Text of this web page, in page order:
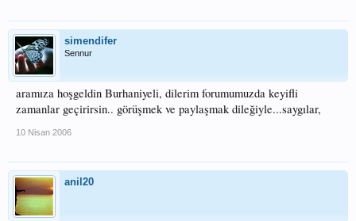
simendifer
Sennur
aramıza hoşgeldin Burhaniyeli, dilerim forumumuzda keyifli
zamanlar geçirirsin.. görüşmek ve paylaşmak dileğiyle...saygılar,
10 Nisan 2006
anil20